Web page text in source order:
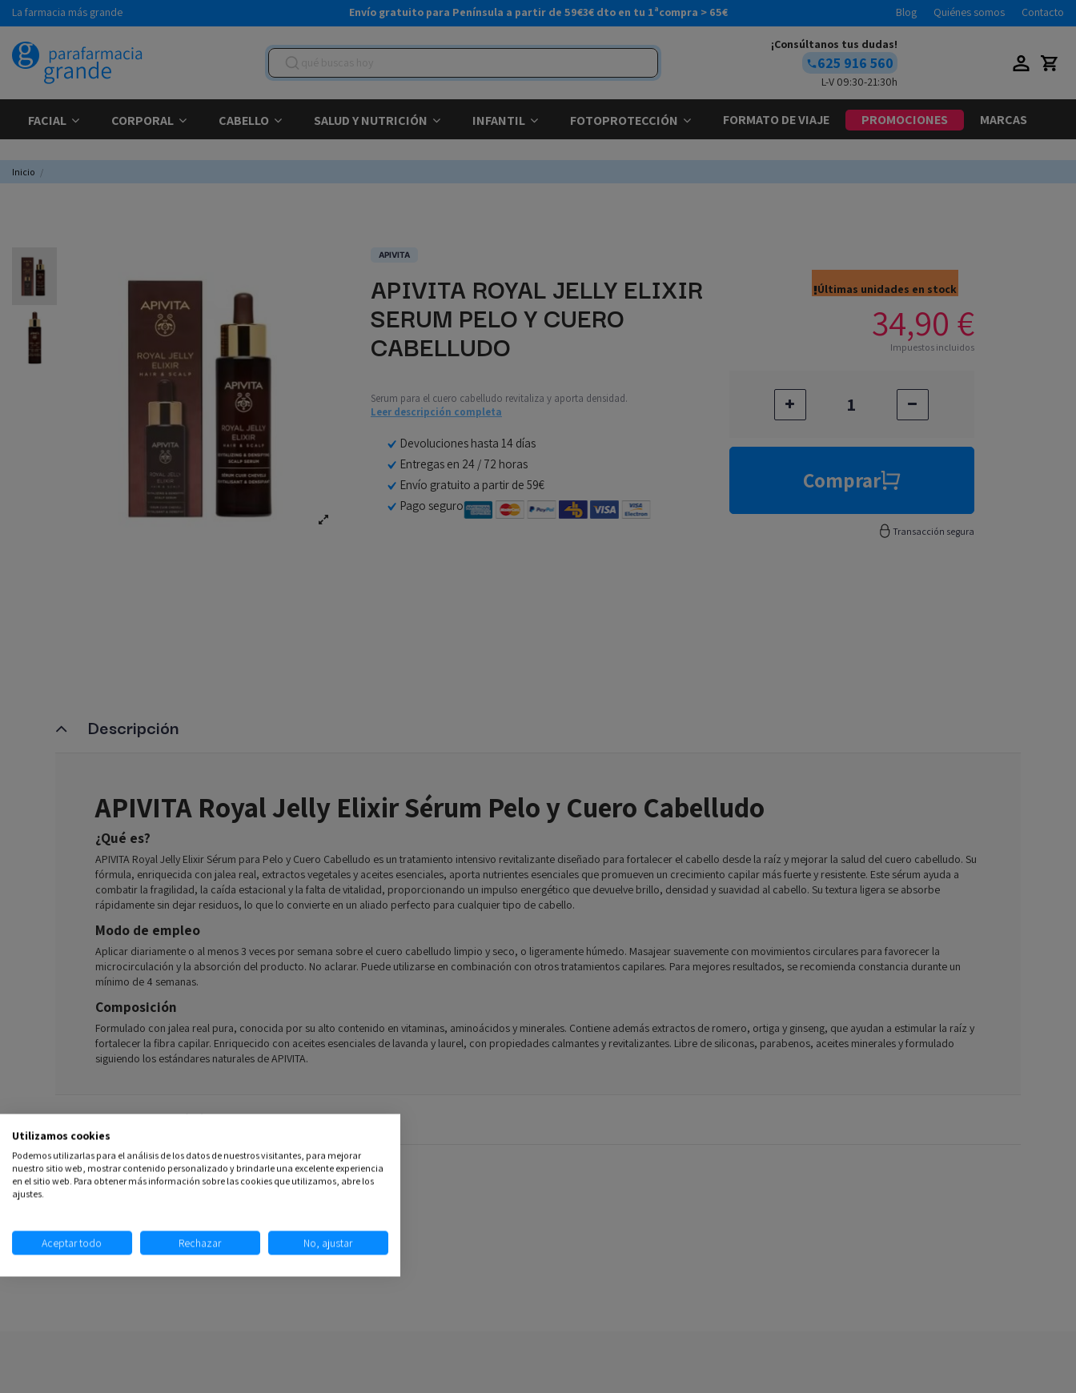
La farmacia más grande Envío gratuito para Península a partir de 59€3€ dto en tu 1ªcompra > 65€ Blog Quiénes somos Contacto
¡Consúltanos tus dudas!
625 916 560
L-V 09:30-21:30h
FACIAL CORPORAL CABELLO SALUD Y NUTRICIÓN INFANTIL FOTOPROTECCIÓN FORMATO DE VIAJE PROMOCIONES MARCAS
Inicio
APIVITA
APIVITA ROYAL JELLY ELIXIR
SERUM PELO Y CUERO
CABELLUDO
Serum para el cuero cabelludo revitaliza y aporta densidad.
Leer descripción completa
Devoluciones hasta 14 días
Entregas en 24 / 72 horas
Envío gratuito a partir de 59€
Pago seguro
Últimas unidades en stock
34,90 €
Impuestos incluidos
Comprar
Transacción segura
Descripción
APIVITA Royal Jelly Elixir Sérum Pelo y Cuero Cabelludo
¿Qué es?
APIVITA Royal Jelly Elixir Sérum para Pelo y Cuero Cabelludo es un tratamiento intensivo revitalizante diseñado para fortalecer el cabello desde la raíz y mejorar la salud del cuero cabelludo. Su
fórmula, enriquecida con jalea real, extractos vegetales y aceites esenciales, aporta nutrientes esenciales que promueven un crecimiento capilar más fuerte y resistente. Este sérum ayuda a
combatir la fragilidad, la caída estacional y la falta de vitalidad, proporcionando un impulso energético que devuelve brillo, densidad y suavidad al cabello. Su textura ligera se absorbe
rápidamente sin dejar residuos, lo que lo convierte en un aliado perfecto para cualquier tipo de cabello.
Modo de empleo
Aplicar diariamente o al menos 3 veces por semana sobre el cuero cabelludo limpio y seco, o ligeramente húmedo. Masajear suavemente con movimientos circulares para favorecer la
microcirculación y la absorción del producto. No aclarar. Puede utilizarse en combinación con otros tratamientos capilares. Para mejores resultados, se recomienda constancia durante un
mínimo de 4 semanas.
Composición
Formulado con jalea real pura, conocida por su alto contenido en vitaminas, aminoácidos y minerales. Contiene además extractos de romero, ortiga y ginseng, que ayudan a estimular la raíz y
fortalecer la fibra capilar. Enriquecido con aceites esenciales de lavanda y laurel, con propiedades calmantes y revitalizantes. Libre de siliconas, parabenos, aceites minerales y formulado
siguiendo los estándares naturales de APIVITA.
Comentarios(0)
Utilizamos cookies
Podemos utilizarlas para el análisis de los datos de nuestros visitantes, para mejorar
nuestro sitio web, mostrar contenido personalizado y brindarle una excelente experiencia
en el sitio web. Para obtener más información sobre las cookies que utilizamos, abre los
ajustes.
Aceptar todo Rechazar No, ajustar